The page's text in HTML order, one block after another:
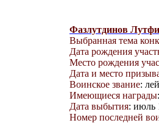
Фазлутдинов
Выбранная тема
Дата рождения
Место рождения
Дата и место
Воинское звание:
Имеющиеся награды
Дата выбытия: июль
Номер последней